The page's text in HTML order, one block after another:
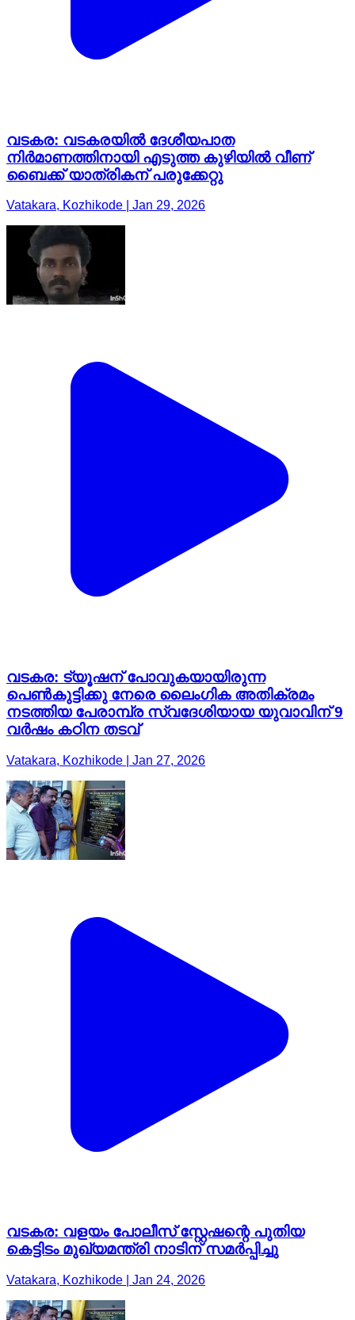
വടകര: വടകരയിൽ ദേശീയപാത
നിർമാണത്തിനായി എടുത്ത കുഴിയിൽ വീണ്
ബൈക്ക് യാത്രികന് പരുക്കേറ്റു
Vatakara, Kozhikode | Jan 29, 2026
വടകര: ട്യൂഷന് പോവുകയായിരുന്ന
പെൺകുട്ടിക്കു നേരെ ലൈംഗിക അതിക്രമം
നടത്തിയ പേരാമ്പ്ര സ്വദേശിയായ യുവാവിന് 9
വർഷം കഠിന തടവ്
Vatakara, Kozhikode | Jan 27, 2026
വടകര: വളയം പോലീസ് സ്റ്റേഷന്റെ പുതിയ
കെട്ടിടം മുഖ്യമന്ത്രി നാടിന് സമർപ്പിച്ചു
Vatakara, Kozhikode | Jan 24, 2026